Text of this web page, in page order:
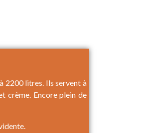
2200 litres. Ils servent à
crème. Encore plein de